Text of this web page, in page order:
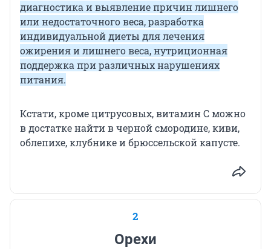
диагностика и выявление причин лишнего
или недостаточного веса, разработка
индивидуальной диеты для лечения
ожирения и лишнего веса, нутриционная
поддержка при различных нарушениях
питания.
Кстати, кроме цитрусовых, витамин С можно
в достатке найти в черной смородине, киви,
облепихе, клубнике и брюссельской капусте.
2
Орехи